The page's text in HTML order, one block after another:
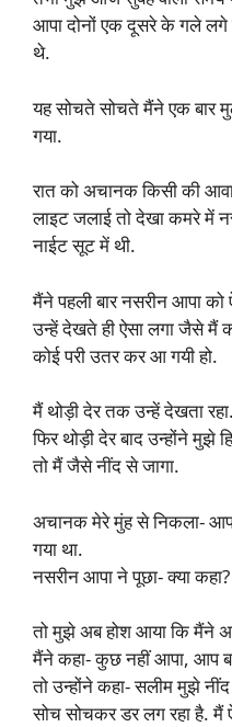
आपा दोनों एक दूसरे के गले
थे.
यह सोचते सोचते मैंने एक बार
गया.
रात को अचानक किसी की
लाइट जलाई तो देखा कमरे में
नाईट सूट में थी.
मैंने पहली बार नसरीन आपा
उन्हें देखते ही ऐसा लगा जैसे मैं
कोई परी उतर कर आ गयी हो.
मैं थोड़ी देर तक उन्हें देखता रहा.
फिर थोड़ी देर बाद उन्होंने मुझे
तो मैं जैसे नींद से जागा.
अचानक मेरे मुंह से निकला-
गया था.
नसरीन आपा ने पूछा- क्या कहा?
तो मुझे अब होश आया कि मैंने
मैंने कहा- कुछ नहीं आपा, आप
तो उन्होंने कहा- सलीम मुझे
सोच सोचकर डर लग रहा है.